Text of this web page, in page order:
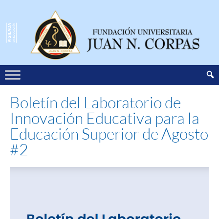
Boletín del Laboratorio de
Innovación Educativa para la
Educación Superior de Agosto
#2